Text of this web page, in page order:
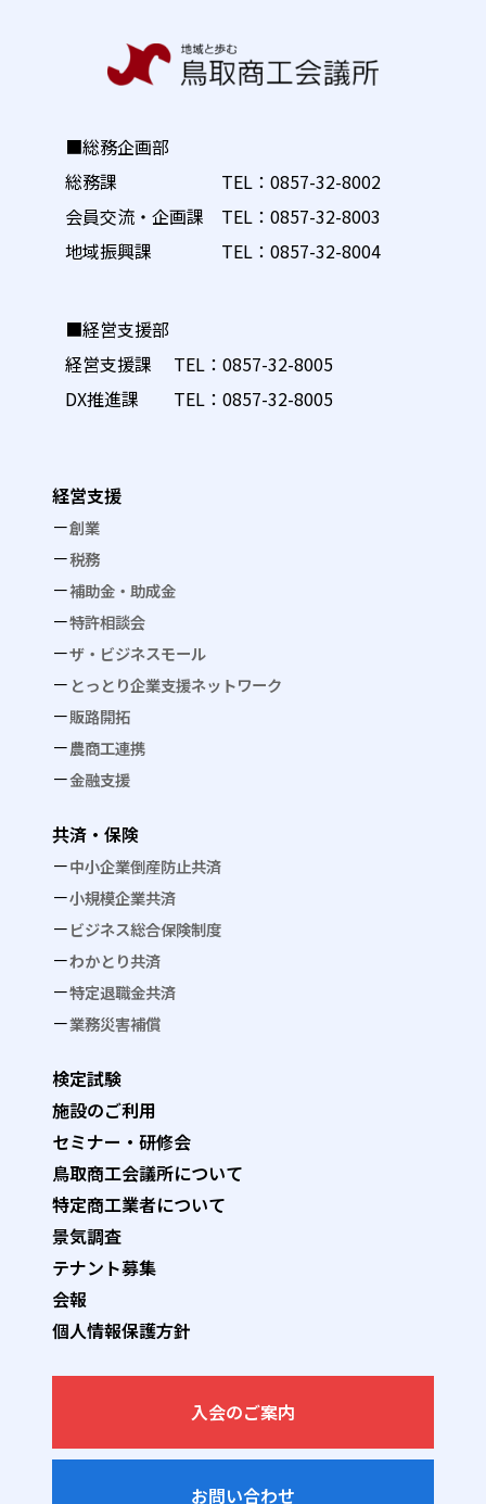
■総務企画部
総務課 TEL： 0857-32-8002
会員交流・企画課 TEL： 0857-32-8003
地域振興課 TEL： 0857-32-8004
■経営支援部
経営支援課 TEL： 0857-32-8005
DX推進課 TEL： 0857-32-8005
経営支援
創業
税務
補助金・助成金
特許相談会
ザ・ビジネスモール
とっとり企業支援ネットワーク
販路開拓
農商工連携
金融支援
共済・保険
中小企業倒産防止共済
小規模企業共済
ビジネス総合保険制度
わかとり共済
特定退職金共済
業務災害補償
検定試験
施設のご利用
セミナー・研修会
鳥取商工会議所について
特定商工業者について
景気調査
テナント募集
会報
個人情報保護方針
入会のご案内
お問い合わせ